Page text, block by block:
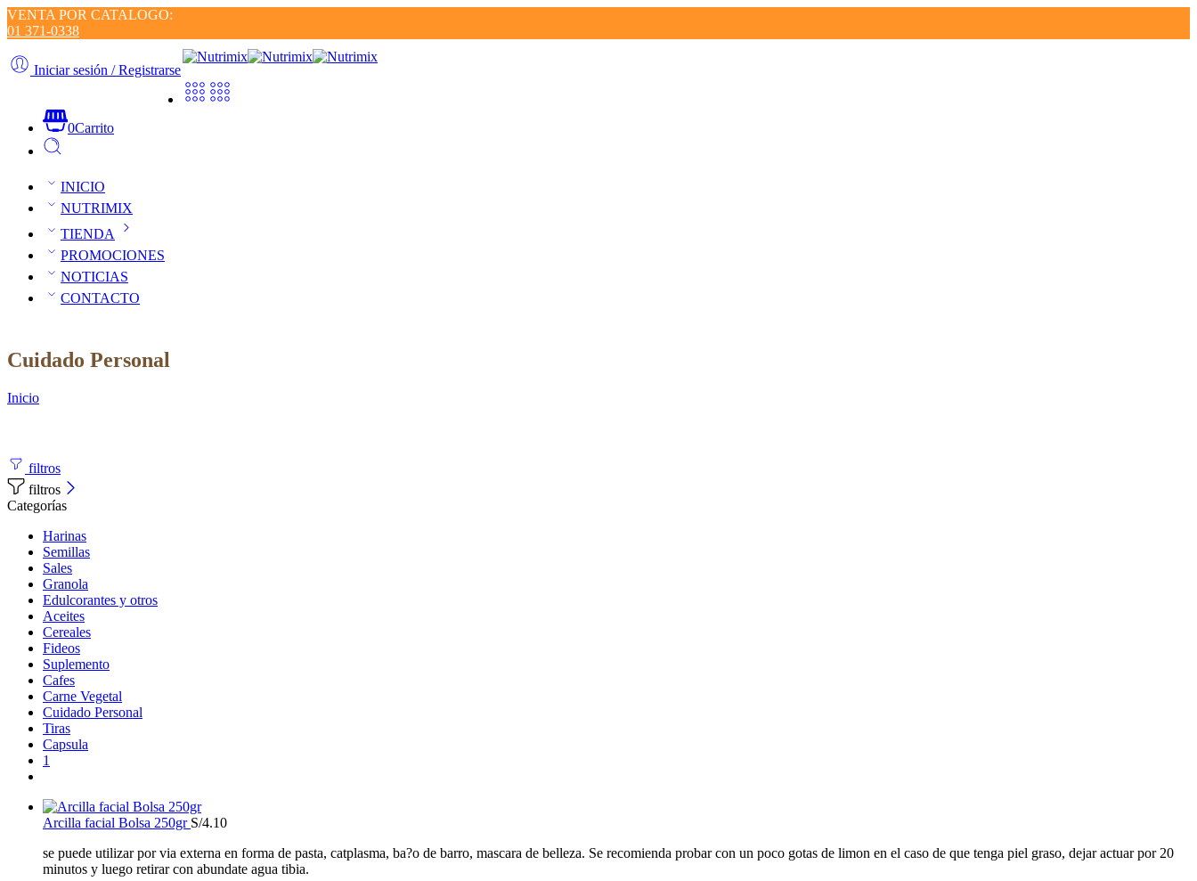
VENTA POR CATALOGO:
01 371-0338
Iniciar sesión / Registrarse
0Carrito
INICIO
NUTRIMIX
TIENDA
PROMOCIONES
NOTICIAS
CONTACTO
Cuidado Personal
Inicio
filtros
filtros
Categorías
Harinas
Semillas
Sales
Granola
Edulcorantes y otros
Aceites
Cereales
Fideos
Suplemento
Cafes
Carne Vegetal
Cuidado Personal
Tiras
Capsula
1
Arcilla facial Bolsa 250gr S/4.10
se puede utilizar por via externa en forma de pasta, catplasma, ba?o de barro, mascara de belleza. Se recomienda probar con un poco gotas de limon en el caso de que tenga piel graso, dejar actuar por 20
minutos y luego retirar con abundate agua tibia.